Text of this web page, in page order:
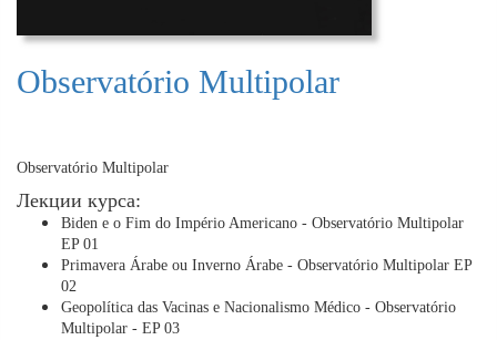
Observatório Multipolar
Observatório Multipolar
Лекции курса:
Biden e o Fim do Império Americano - Observatório Multipolar
EP 01
Primavera Árabe ou Inverno Árabe - Observatório Multipolar EP
02
Geopolítica das Vacinas e Nacionalismo Médico - Observatório
Multipolar - EP 03